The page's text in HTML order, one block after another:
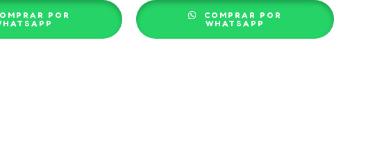
POR
COMPRAR POR
WHATSAPP